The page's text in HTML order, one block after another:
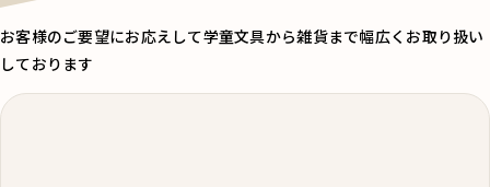
お客様のご要望にお応えして学童文具から雑貨まで幅広くお取り扱い
しております